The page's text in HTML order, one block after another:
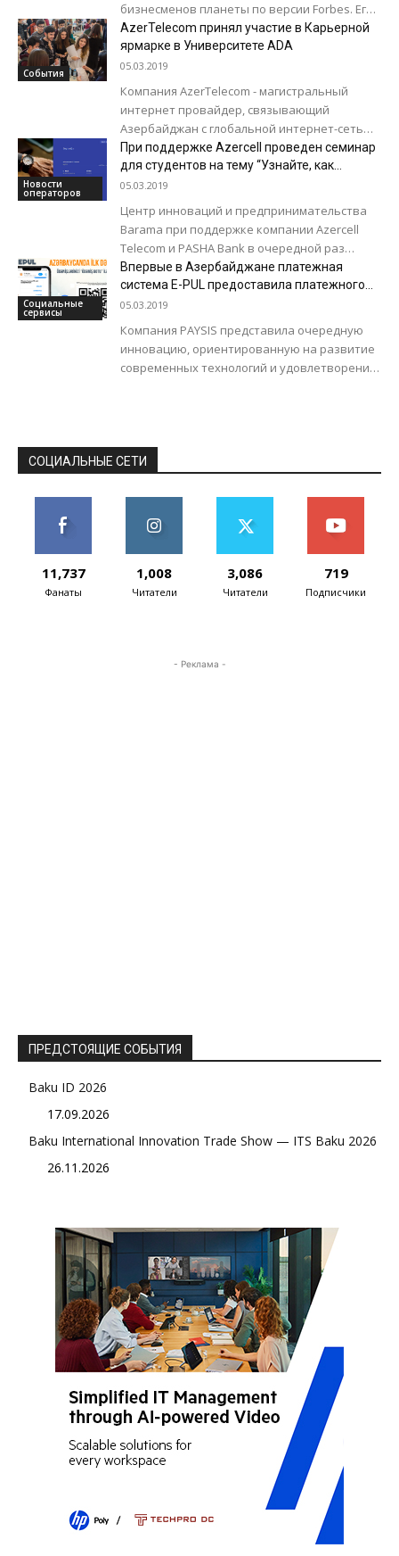
бизнесменов планеты по версии Forbes. Его
состояние оценивается в 131 млрд. долларов
- за...
События
AzerTelecom принял участие в Карьерной
ярмарке в Университете ADA
05.03.2019
Компания AzerTelecom - магистральный
интернет провайдер, связывающий
Азербайджан с глобальной интернет-сетью,
приняла участие в 7-й карьерной ярмарке,
организованной Университетом ADA.
Карьерная ярмарка, в которой приняли...
Новости
операторов
При поддержке Azercell проведен семинар
для студентов на тему “Узнайте, как
создать сайт за 1 день”
05.03.2019
Центр инноваций и предпринимательства
Barama при поддержке компании Azercell
Telecom и PASHA Bank в очередной раз
собрал студентов вместе и предоставил
молодым талантам возможность...
Социальные
сервисы
Впервые в Азербайджане платежная
система E-PUL предоставила платежного
бота
05.03.2019
Компания PAYSIS представила очередную
инновацию, ориентированную на развитие
современных технологий и удовлетворение
СОЦИАЛЬНЫЕ СЕТИ
11,737
Фанаты
1,008
Читатели
3,086
Читатели
719
Подписчики
- Реклама -
ПРЕДСТОЯЩИЕ СОБЫТИЯ
Baku ID 2026
17.09.2026
Baku International Innovation Trade Show — ITS Baku 2026
26.11.2026